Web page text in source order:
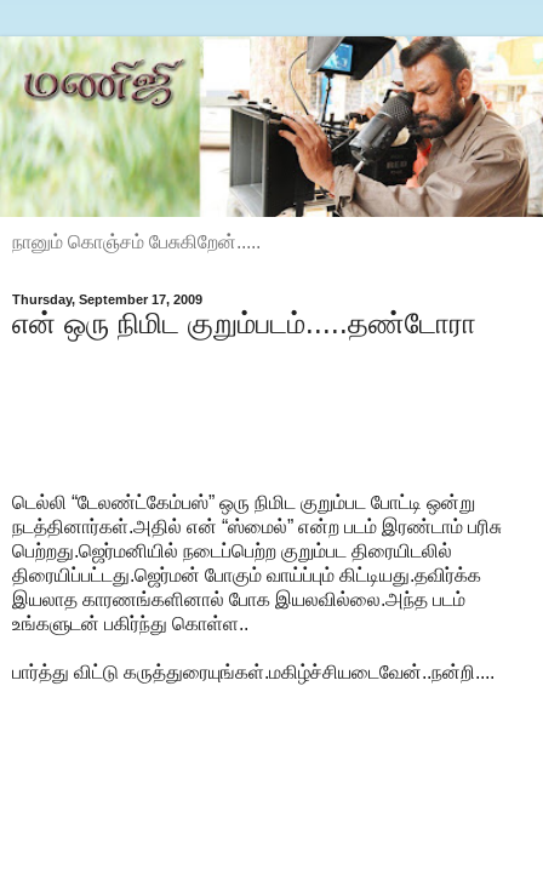
நானும் கொஞ்சம் பேசுகிறேன்.....
Thursday, September 17, 2009
என் ஒரு நிமிட குறும்படம்.....தண்டோரா
டெல்லி “டேலண்ட்கேம்பஸ்” ஒரு நிமிட குறும்பட போட்டி ஒன்று
நடத்தினார்கள்.அதில் என் “ஸ்மைல்” என்ற படம் இரண்டாம் பரிசு
பெற்றது.ஜெர்மனியில் நடைப்பெற்ற குறும்பட திரையிடலில்
திரையிப்பட்டது.ஜெர்மன் போகும் வாய்ப்பும் கிட்டியது.தவிர்க்க
இயலாத காரணங்களினால் போக இயலவில்லை.அந்த படம்
உங்களுடன் பகிர்ந்து கொள்ள..
பார்த்து விட்டு கருத்துரையுங்கள்.மகிழ்ச்சியடைவேன்..நன்றி....